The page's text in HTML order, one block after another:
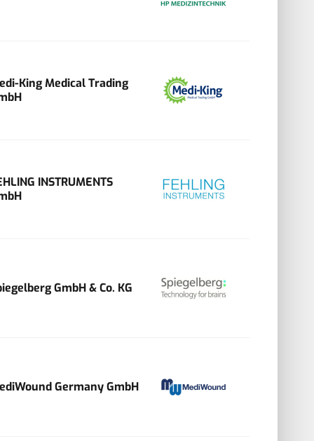
King Medical Trading
INSTRUMENTS
GmbH & Co. KG
Germany GmbH